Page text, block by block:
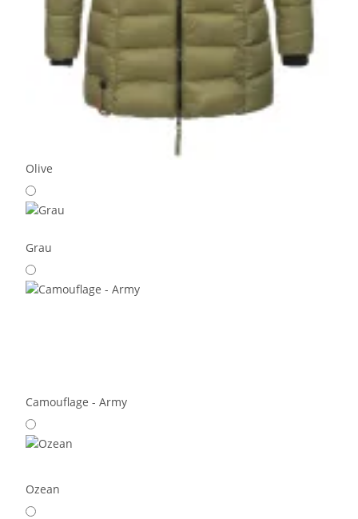
Olive
Grau
Camouflage - Army
Ozean